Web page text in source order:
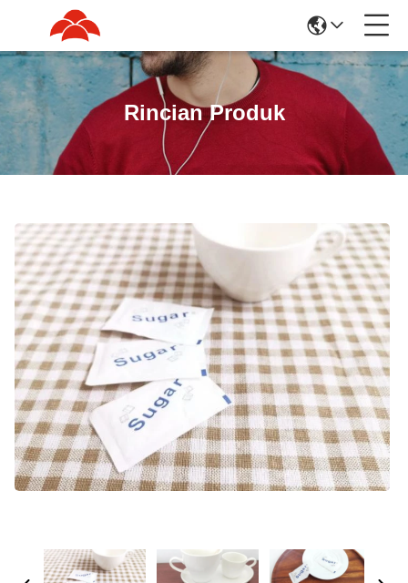
Rincian Produk